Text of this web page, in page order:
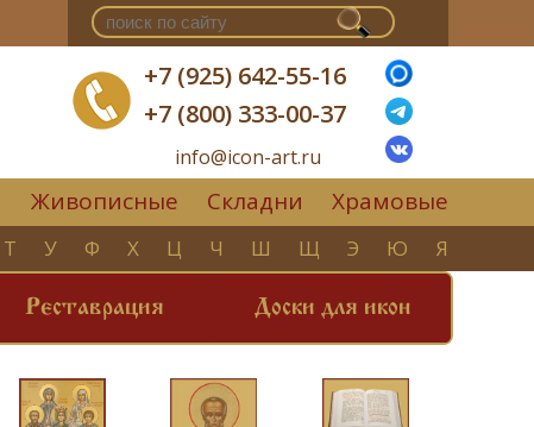
+7 (925) 642-55-16
+7 (800) 333-00-37
info@icon-art.ru
Живописные Складни Храмовые
Т У Ф Х Ц Ч Ш Щ Э Ю Я
Реставрация Доски для икон